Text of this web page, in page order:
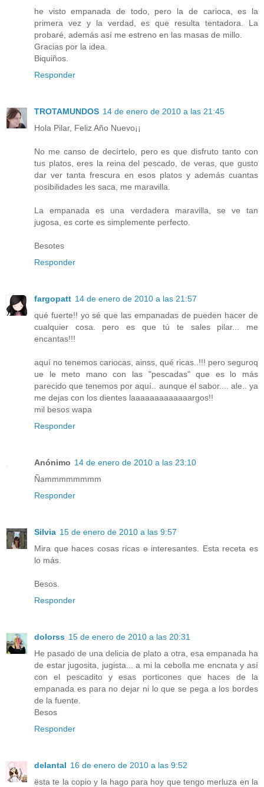
he visto empanada de todo, pero la de carioca, es la
primera vez y la verdad, es que resulta tentadora. La
probaré, además así me estreno en las masas de millo.
Gracias por la idea.
Biquiños.
Responder
TROTAMUNDOS 14 de enero de 2010 a las 21:45
Hola Pilar, Feliz Año Nuevo¡¡
No me canso de decírtelo, pero es que disfruto tanto con
tus platos, eres la reina del pescado, de veras, que gusto
dar ver tanta frescura en esos platos y además cuantas
posibilidades les saca, me maravilla.
La empanada es una verdadera maravilla, se ve tan
jugosa, es corte es simplemente perfecto.
Besotes
Responder
fargopatt 14 de enero de 2010 a las 21:57
qué fuerte!! yo sé que las empanadas de pueden hacer de
cualquier cosa. pero es que tú te sales pilar... me
encantas!!!
aquí no tenemos cariocas, ainss, qué ricas..!!! pero seguroq
ue le meto mano con las "pescadas" que es lo más
parecido que tenemos por aquí.. aunque el sabor.... ale.. ya
me dejas con los dientes laaaaaaaaaaaaargos!!
mil besos wapa
Responder
Anónimo 14 de enero de 2010 a las 23:10
Ñammmmmmmm
Responder
Silvia 15 de enero de 2010 a las 9:57
Mira que haces cosas ricas e interesantes. Esta receta es
lo más.
Besos.
Responder
dolorss 15 de enero de 2010 a las 20:31
He pasado de una delicia de plato a otra, esa empanada ha
de estar jugosita, jugista... a mi la cebolla me encnata y así
con el pescadito y esas porticones que haces de la
empanada es para no dejar ni lo que se pega a los bordes
de la fuente.
Besos
Responder
delantal 16 de enero de 2010 a las 9:52
ësta te la copio y la hago para hoy que tengo merluza en la